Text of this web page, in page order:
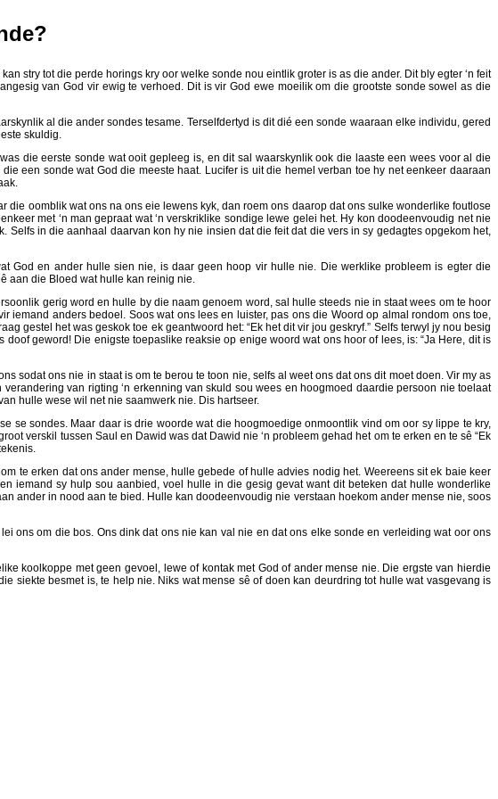
stry tot die perde horings kry oor welke sonde nou eintlik groter is as die ander. Dit bly egter ‘n feit
van God vir ewig te verhoed. Dit is vir God ewe moeilik om die grootste sonde sowel as die
al die ander sondes tesame. Terselfdertyd is dit dié een sonde waaraan elke individu, gered
skuldig.
die eerste sonde wat ooit gepleeg is, en dit sal waarskynlik ook die laaste een wees voor al die
een sonde wat God die meeste haat. Lucifer is uit die hemel verban toe hy net eenkeer daaraan
oomblik wat ons na ons eie lewens kyk, dan roem ons daarop dat ons sulke wonderlike foutlose
met ‘n man gepraat wat ‘n verskriklike sondige lewe gelei het. Hy kon doodeenvoudig net nie
in die aanhaal daarvan kon hy nie insien dat die feit dat die vers in sy gedagtes opgekom het,
God en ander hulle sien nie, is daar geen hoop vir hulle nie. Die werklike probleem is egter die
aan die Bloed wat hulle kan reinig nie.
gerig word en hulle by die naam genoem word, sal hulle steeds nie in staat wees om te hoor
anders bedoel. Soos wat ons lees en luister, pas ons die Woord op almal rondom ons toe,
gestel het was geskok toe ek geantwoord het: “Ek het dit vir jou geskryf.” Selfs terwyl jy nou besig
geword! Die enigste toepaslike reaksie op enige woord wat ons hoor of lees, is: “Ja Here, dit is
sodat ons nie in staat is om te berou te toon nie, selfs al weet ons dat ons dit moet doen. Vir my as
van rigting ‘n erkenning van skuld sou wees en hoogmoed daardie persoon nie toelaat
hulle wese wil net nie saamwerk nie. Dis hartseer.
se sondes. Maar daar is drie woorde wat die hoogmoedige onmoontlik vind om oor sy lippe te kry,
verskil tussen Saul en Dawid was dat Dawid nie ‘n probleem gehad het om te erken en te sê “Ek
te erken dat ons ander mense, hulle gebede of hulle advies nodig het. Weereens sit ek baie keer
iemand sy hulp sou aanbied, voel hulle in die gesig gevat want dit beteken dat hulle wonderlike
ander in nood aan te bied. Hulle kan doodeenvoudig nie verstaan hoekom ander mense nie, soos
ons om die bos. Ons dink dat ons nie kan val nie en dat ons elke sonde en verleiding wat oor ons
koolkoppe met geen gevoel, lewe of kontak met God of ander mense nie. Die ergste van hierdie
siekte besmet is, te help nie. Niks wat mense sê of doen kan deurdring tot hulle wat vasgevang is